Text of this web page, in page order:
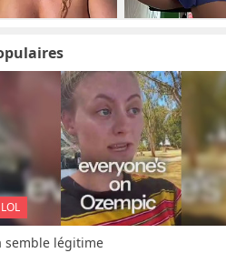
LOL
semble légitime